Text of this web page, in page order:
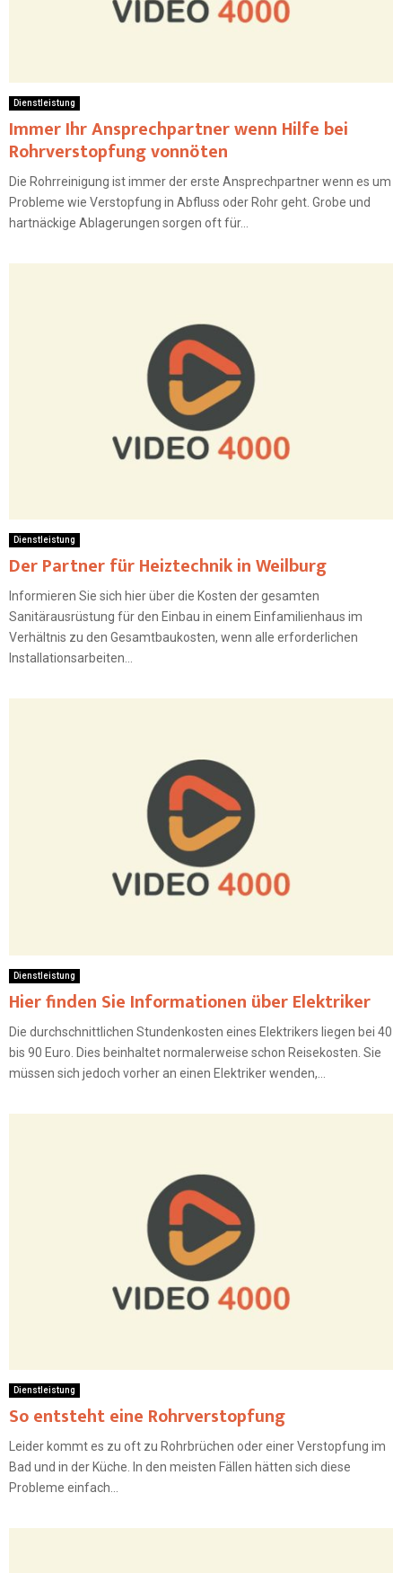
Dienstleistung
Immer Ihr Ansprechpartner wenn Hilfe bei
Rohrverstopfung vonnöten
Die Rohrreinigung ist immer der erste Ansprechpartner wenn es um
Probleme wie Verstopfung in Abfluss oder Rohr geht. Grobe und
hartnäckige Ablagerungen sorgen oft für...
Dienstleistung
Der Partner für Heiztechnik in Weilburg
Informieren Sie sich hier über die Kosten der gesamten
Sanitärausrüstung für den Einbau in einem Einfamilienhaus im
Verhältnis zu den Gesamtbaukosten, wenn alle erforderlichen
Installationsarbeiten...
Dienstleistung
Hier finden Sie Informationen über Elektriker
Die durchschnittlichen Stundenkosten eines Elektrikers liegen bei 40
bis 90 Euro. Dies beinhaltet normalerweise schon Reisekosten. Sie
müssen sich jedoch vorher an einen Elektriker wenden,...
Dienstleistung
So entsteht eine Rohrverstopfung
Leider kommt es zu oft zu Rohrbrüchen oder einer Verstopfung im
Bad und in der Küche. In den meisten Fällen hätten sich diese
Probleme einfach...